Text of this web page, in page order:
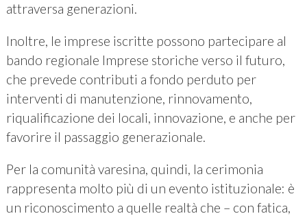
attraversa generazioni.
Inoltre, le imprese iscritte possono partecipare al
bando regionale Imprese storiche verso il futuro,
che prevede contributi a fondo perduto per
interventi di manutenzione, rinnovamento,
riqualificazione dei locali, innovazione, e anche per
favorire il passaggio generazionale.
Per la comunità varesina, quindi, la cerimonia
rappresenta molto più di un evento istituzionale: è
un riconoscimento a quelle realtà che – con fatica,